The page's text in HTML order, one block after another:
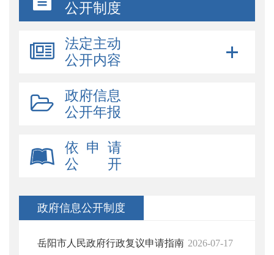
公开制度
法定主动
公开内容
政府信息
公开年报
依 申 请
公 开
政府信息公开制度
岳阳市人民政府行政复议申请指南 2026-07-17